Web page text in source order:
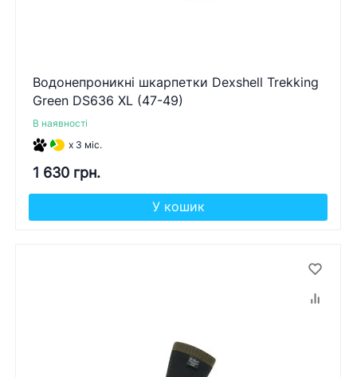
Водонепроникні шкарпетки Dexshell Trekking
Green DS636 XL (47-49)
В наявності
x 3 міс.
1 630 грн.
У кошик